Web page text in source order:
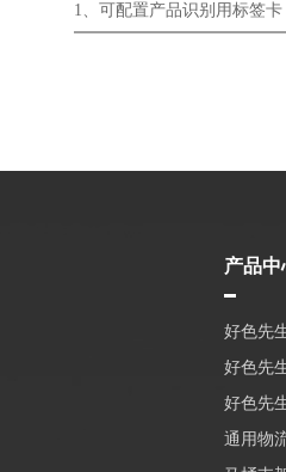
1、可配置产品识别用标签卡
产品中
好色先
好色先
好色先
通用物